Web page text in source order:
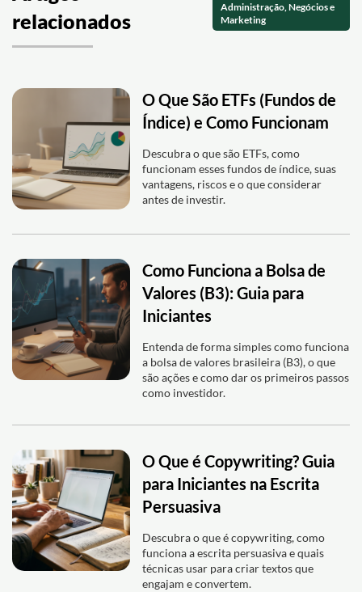
relacionados
Administração, Negócios e
Marketing
O Que São ETFs (Fundos de
Índice) e Como Funcionam
Descubra o que são ETFs, como
funcionam esses fundos de índice, suas
vantagens, riscos e o que considerar
antes de investir.
Como Funciona a Bolsa de
Valores (B3): Guia para
Iniciantes
Entenda de forma simples como funciona
a bolsa de valores brasileira (B3), o que
são ações e como dar os primeiros passos
como investidor.
O Que é Copywriting? Guia
para Iniciantes na Escrita
Persuasiva
Descubra o que é copywriting, como
funciona a escrita persuasiva e quais
técnicas usar para criar textos que
engajam e convertem.